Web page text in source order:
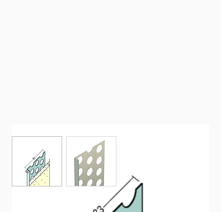
View larger imageView larger image
Abschlussprofil für den Innenputz (ab